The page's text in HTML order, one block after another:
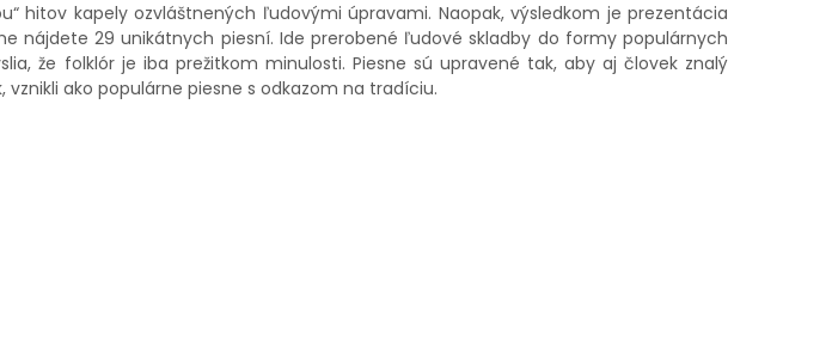
hitov kapely ozvláštnených ľudovými úpravami. Naopak, výsledkom je prezentácia
nájdete 29unikátnych piesní. Ideprerobené ľudové skladby do formy populárnych
že folklór je iba prežitkom minulosti. Piesne sú upravené tak, aby aj človek znalý
ako populárne piesne s odkazom na tradíciu.